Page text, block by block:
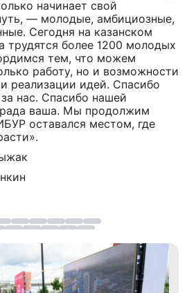
начинает свой
— молодые, амбициозные,
Сегодня на казанском
трудятся более 1200 молодых
тем, что можем
работу, но и возможности
реализации идей. Спасибо
нас. Спасибо нашей
ваша. Мы продолжим
оставался местом, где